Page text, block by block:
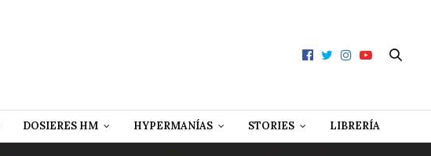
DOSIERES HM HYPERMANÍAS STORIES LIBRERÍA